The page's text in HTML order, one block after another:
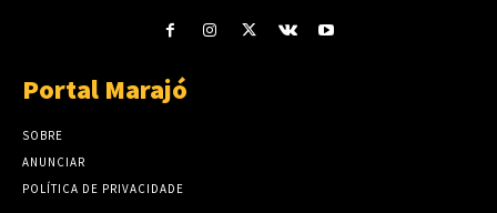
Portal Marajó
SOBRE
ANUNCIAR
POLÍTICA DE PRIVACIDADE